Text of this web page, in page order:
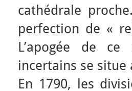
cathédrale
perfection de «
L’apogée de
incertains se situe
En 1790, les